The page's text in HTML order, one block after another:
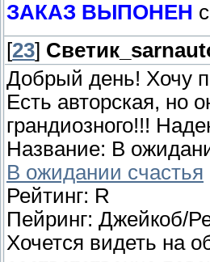
ЗАКАЗ ВЫПОНЕН
[23]
Добрый день! Хочу
Есть авторская, но
грандиозного!!!
Название: В
В ожидании счастья
Рейтинг: R
Пейринг: Джейкоб/
Хочется видеть на